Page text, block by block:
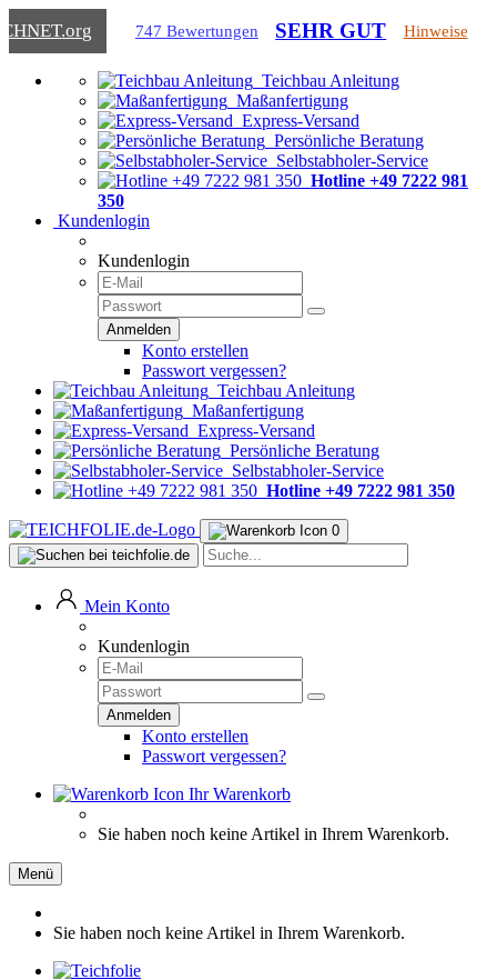
.org 747 Bewertungen SEHR GUT Hinweise
Teichbau Anleitung
Maßanfertigung
Express-Versand
Persönliche Beratung
Selbstabholer-Service
Hotline +49 7222 981
350
Kundenlogin
Kundenlogin
Konto erstellen
Passwort vergessen?
Teichbau Anleitung
Maßanfertigung
Express-Versand
Persönliche Beratung
Selbstabholer-Service
Hotline +49 7222 981 350
0
Mein Konto
Kundenlogin
Konto erstellen
Passwort vergessen?
Ihr Warenkorb
Sie haben noch keine Artikel in Ihrem Warenkorb.
Menü
Sie haben noch keine Artikel in Ihrem Warenkorb.